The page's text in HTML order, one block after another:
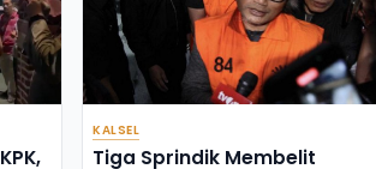
KALSEL
Tiga Sprindik Membelit